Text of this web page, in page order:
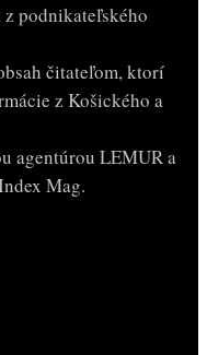
podnikateľského
čitateľom, ktorí
z Košického a
agentúrou LEMUR a
Mag.